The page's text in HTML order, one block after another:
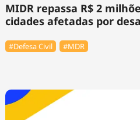
MIDR repassa R$ 2
cidades afetadas por
#Defesa Civil #MDR